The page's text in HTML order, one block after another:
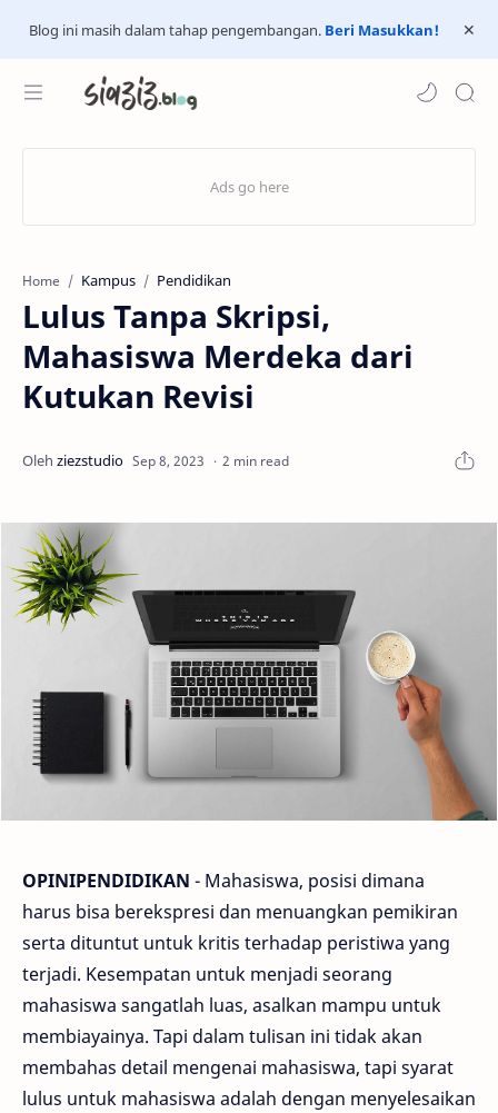
Blog ini masih dalam tahap pengembangan. Beri Masukkan!
Home Kampus Pendidikan
Lulus Tanpa Skripsi,
Mahasiswa Merdeka dari
Kutukan Revisi
2 min read
OPINIPENDIDIKAN - Mahasiswa, posisi dimana
harus bisa berekspresi dan menuangkan pemikiran
serta dituntut untuk kritis terhadap peristiwa yang
terjadi. Kesempatan untuk menjadi seorang
mahasiswa sangatlah luas, asalkan mampu untuk
membiayainya. Tapi dalam tulisan ini tidak akan
membahas detail mengenai mahasiswa, tapi syarat
lulus untuk mahasiswa adalah dengan menyelesaikan